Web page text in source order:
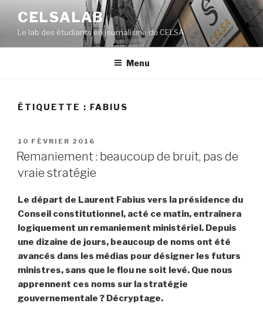
contenu
principal
CELSALAB
Le lab des étudiants en journalisme du CELSA
Menu
ÉTIQUETTE : FABIUS
PUBLIÉ
LE
10 FÉVRIER 2016
Remaniement : beaucoup de bruit, pas de
vraie stratégie
Le départ de Laurent Fabius vers la présidence du
Conseil constitutionnel, acté ce matin, entraînera
logiquement un remaniement ministériel. Depuis
une dizaine de jours, beaucoup de noms ont été
avancés dans les médias pour désigner les futurs
ministres, sans que le flou ne soit levé. Que nous
apprennent ces noms sur la stratégie
gouvernementale ? Décryptage.